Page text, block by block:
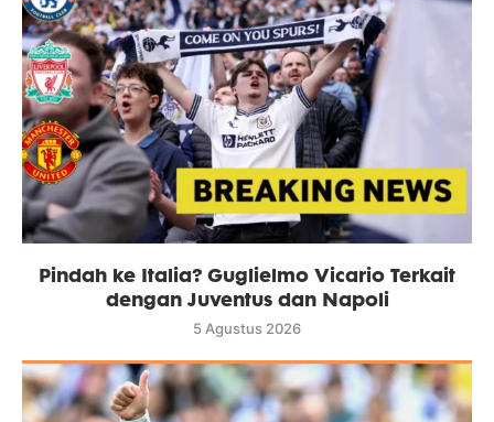
Pindah ke Italia? Guglielmo Vicario Terkait
dengan Juventus dan Napoli
5 Agustus 2026